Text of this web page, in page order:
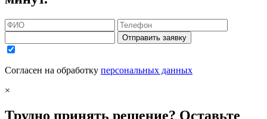
Отправить заявку
Согласен на обработку персональных данных
×
Трудно принять решение? Оставьте